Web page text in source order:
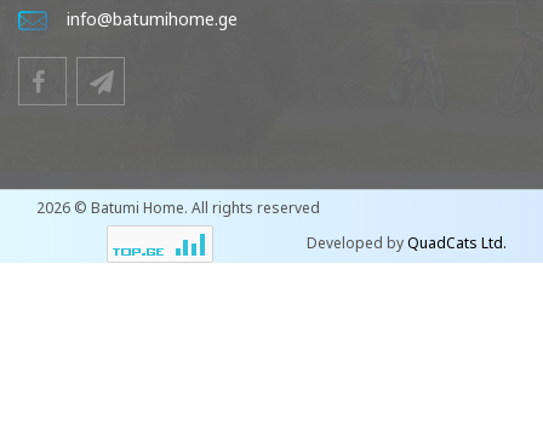
info@batumihome.ge
2026 © Batumi Home. All rights reserved
Developed byQuadCats Ltd.